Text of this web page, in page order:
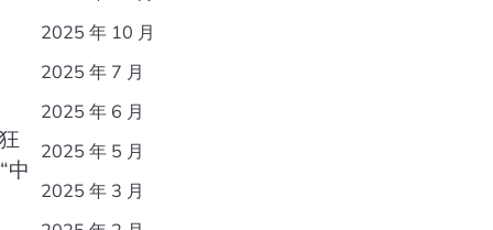
中
2025 年 10 月
2025 年 7 月
2025 年 6 月
2025 年 5 月
2025 年 3 月